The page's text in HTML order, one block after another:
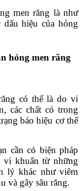
men răng là như
hiệu của hỏng
hỏng men răng
có thể là do vi
các chất có trong
báo hiệu cơ thể
cần có biện pháp
vi khuẩn từ những
lý khác như viêm
và gây sâu răng.